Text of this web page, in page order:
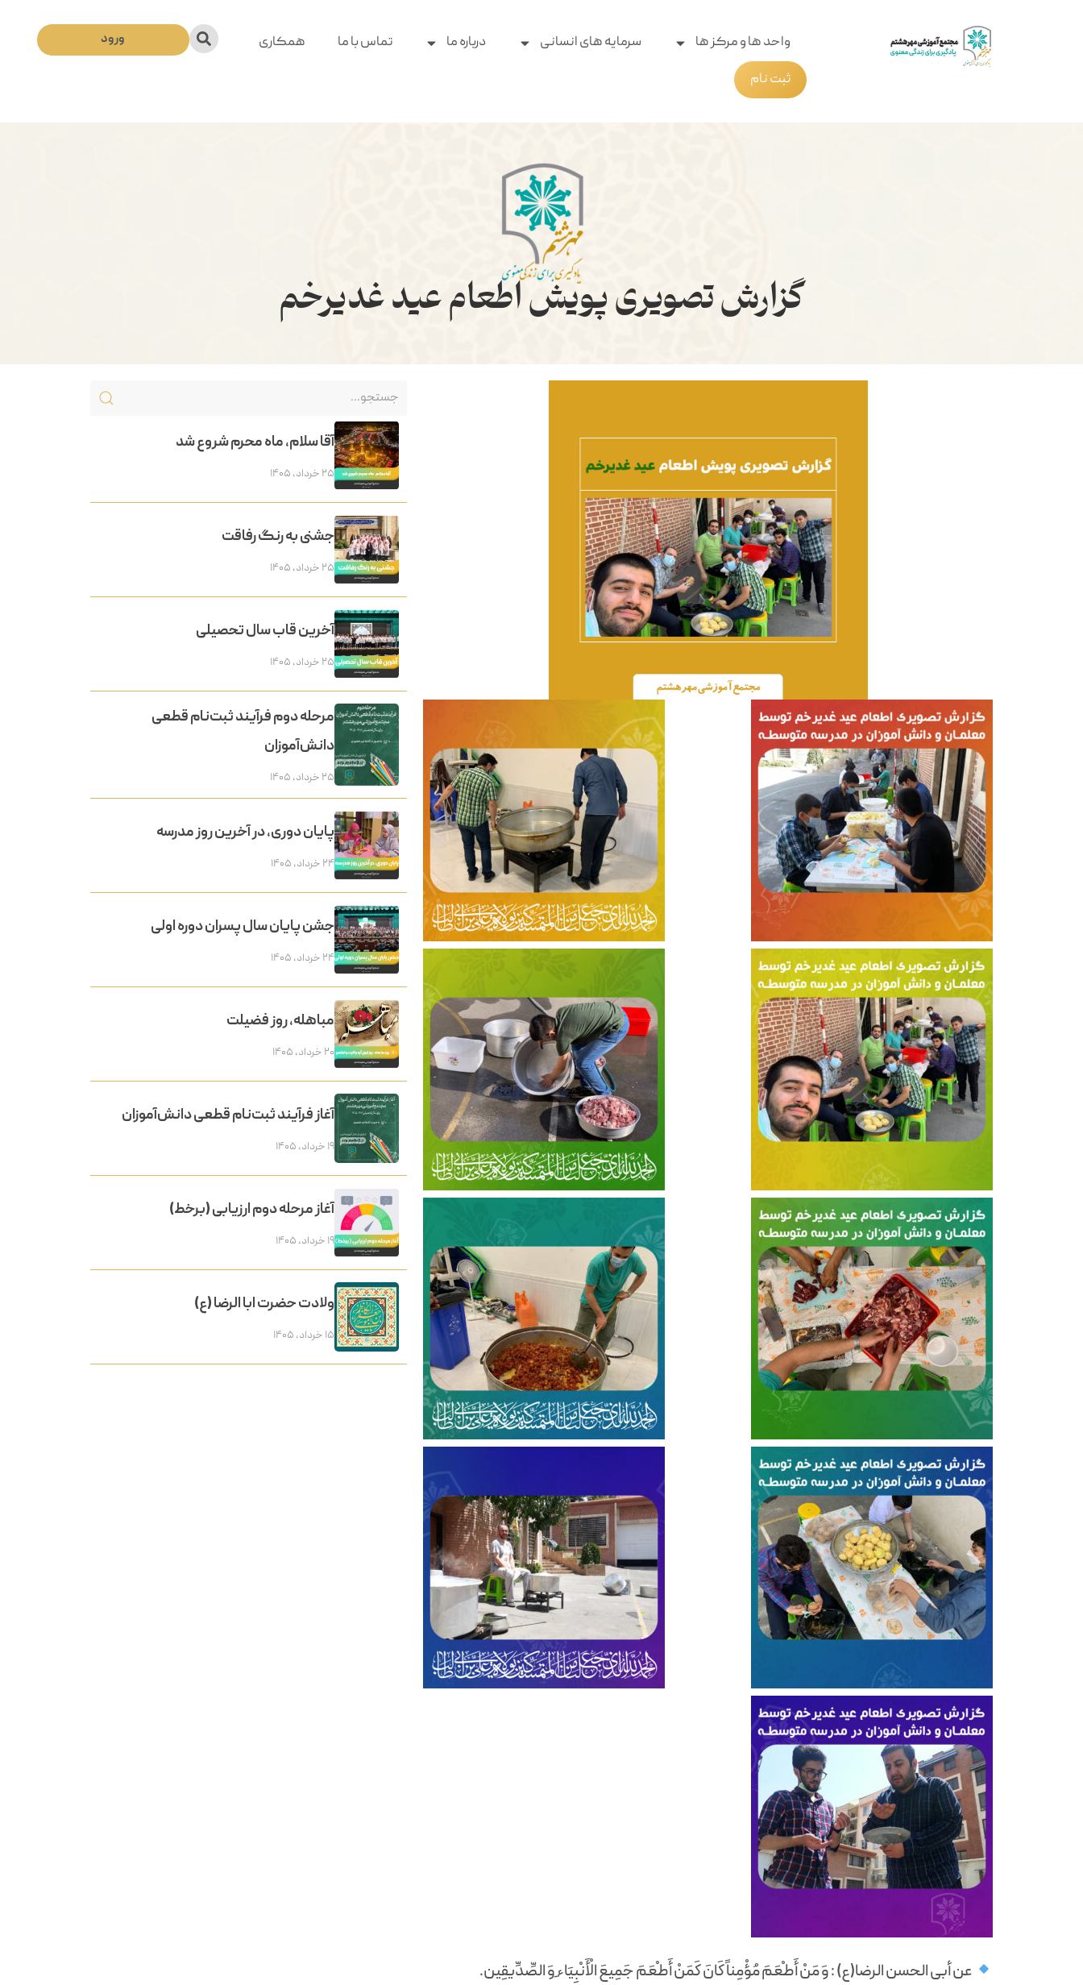
واحد ها و مرکز ها سرمایه های انسانی درباره ما تماس با ما
همکاری
ثبت نام
ورود
گزارش تصویری پویش اطعام عید غدیرخم
عن أبی الحسن الرضا(ع) : وَ مَنْ أَطْعَمَ مُؤْمِناً كَانَ كَمَنْ أَطْعَمَ جَمِيعَ الْأَنْبِيَاءِ وَ الصِّدِّيقِين‏.
آقا سلام، ماه محرم شروع شد
۲۵ خرداد, ۱۴۰۵
جشنی به رنگ رفاقت
۲۵ خرداد, ۱۴۰۵
آخرین قاب سال تحصیلی
۲۵ خرداد, ۱۴۰۵
مرحله دوم فرآیند ثبت‌نام قطعی
دانش‌آموزان
۲۵ خرداد, ۱۴۰۵
پایان دوری، در آخرین روز مدرسه
۲۴ خرداد, ۱۴۰۵
جشن پایان سال پسران دوره اولی
۲۴ خرداد, ۱۴۰۵
مباهله، روز فضیلت
۲۰ خرداد, ۱۴۰۵
آغاز فرآیند ثبت‌نام قطعی دانش‌آموزان
۱۹ خرداد, ۱۴۰۵
آغاز مرحله دوم ارزیابی (برخط)
۱۹ خرداد, ۱۴۰۵
ولادت حضرت ابا الرضا (ع)
۱۵ خرداد, ۱۴۰۵